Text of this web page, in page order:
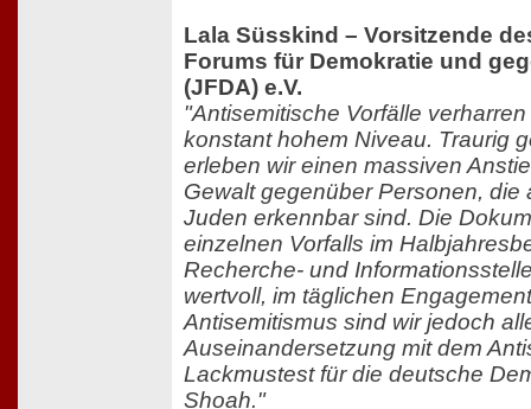
Lala Süsskind – Vorsitzende
Forums für Demokratie und
(JFDA) e.V.
"Antisemitische Vorfälle
konstant hohem Niveau. Traurig
erleben wir einen massiven
Gewalt gegenüber Personen, die
Juden erkennbar sind. Die
einzelnen Vorfalls im
Recherche- und
wertvoll, im täglichen
Antisemitismus sind wir jedoch
Auseinandersetzung mit dem
Lackmustest für die deutsche
Shoah."